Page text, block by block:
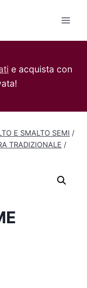
e acquista con
E SMALTO SEMI /
TRADIZIONALE /